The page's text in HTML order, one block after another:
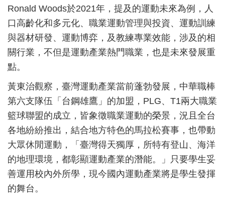
Ronald Woods於2021年，提及的運動未來為例，人
口高齡化和多元化、職業運動管理與投資、運動訓練
與器材研發、運動博弈，及教練專業效能，涉及的相
關行業，不但是運動產業熱門職業，也是未來發展重
點。
黃東治觀察，臺灣運動產業當前蓬勃發展，中華職棒
第六支隊伍「台鋼雄鷹」的加盟，PLG、T1兩大職業
籃球聯盟的成立，皆象徵職業運動的榮景，況且全台
各地紛紛推出，結合地方特色的馬拉松賽事，也帶動
大眾休閒運動，「臺灣得天獨厚，所特有登山、海洋
的地理環境，都彰顯運動產業的潛能。」只要學生妥
善運用校內外所學，現今國內運動產業將是學生發揮
的舞台。